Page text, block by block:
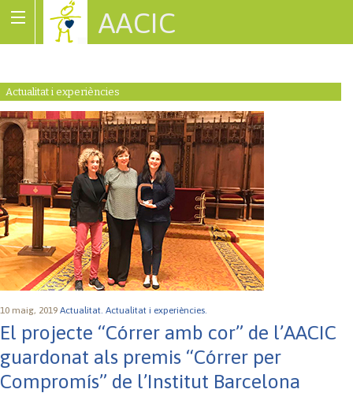
AACIC
Actualitat i experiències
10 maig, 2019 Actualitat. Actualitat i experiències.
El projecte “Córrer amb cor” de l’AACIC
guardonat als premis “Córrer per
Compromís” de l’Institut Barcelona